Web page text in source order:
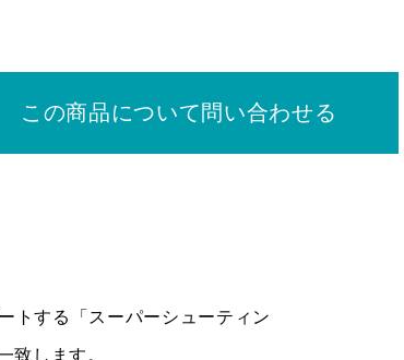
この商品について問い合わせる
トする「スーパーシューティン
します。